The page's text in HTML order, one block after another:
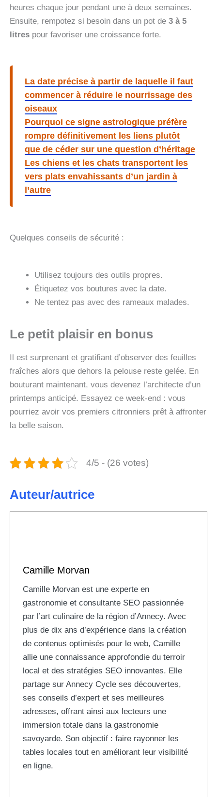
heures chaque jour pendant une à deux semaines.
Ensuite, rempotez si besoin dans un pot de 3 à 5
litres pour favoriser une croissance forte.
La date précise à partir de laquelle il faut
commencer à réduire le nourrissage des
oiseaux
Pourquoi ce signe astrologique préfère
rompre définitivement les liens plutôt
que de céder sur une question d’héritage
Les chiens et les chats transportent les
vers plats envahissants d’un jardin à
l’autre
Quelques conseils de sécurité :
Utilisez toujours des outils propres.
Étiquetez vos boutures avec la date.
Ne tentez pas avec des rameaux malades.
Le petit plaisir en bonus
Il est surprenant et gratifiant d’observer des feuilles
fraîches alors que dehors la pelouse reste gelée. En
bouturant maintenant, vous devenez l’architecte d’un
printemps anticipé. Essayez ce week-end : vous
pourriez avoir vos premiers citronniers prêt à affronter
la belle saison.
4/5 - (26 votes)
Auteur/autrice
Camille Morvan
Camille Morvan est une experte en
gastronomie et consultante SEO passionnée
par l’art culinaire de la région d’Annecy. Avec
plus de dix ans d’expérience dans la création
de contenus optimisés pour le web, Camille
allie une connaissance approfondie du terroir
local et des stratégies SEO innovantes. Elle
partage sur Annecy Cycle ses découvertes,
ses conseils d’expert et ses meilleures
adresses, offrant ainsi aux lecteurs une
immersion totale dans la gastronomie
savoyarde. Son objectif : faire rayonner les
tables locales tout en améliorant leur visibilité
en ligne.